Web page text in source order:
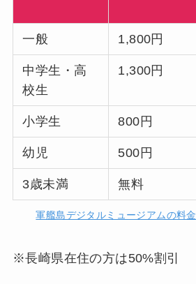
一般 1,800円
中学生・高
校生
1,300円
小学生 800円
幼児 500円
3歳未満 無料
軍艦島デジタルミュージアムの料金
※長崎県在住の方は50%割引